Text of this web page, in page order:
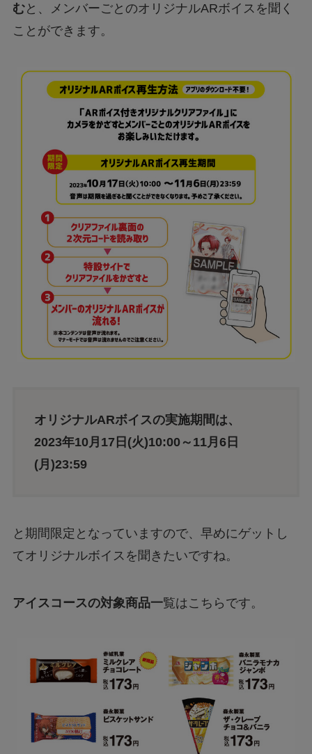
むと、メンバーごとのオリジナルARボイスを聞く
ことができます。
オリジナルARボイスの実施期間は、
2023年10月17日(火)10:00～11月6日
(月)23:59
と期間限定となっていますので、早めにゲットし
てオリジナルボイスを聞きたいですね。
アイスコースの対象商品一覧はこちらです。